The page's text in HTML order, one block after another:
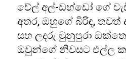
වේල් අල්-ඩහ්ඩෝ ගේ
අතර, ඔහුගේ බිරිඳ,
සහ ලදරු මුනුපුරා
ඔවුන්ගේ නිවසට එල්ල